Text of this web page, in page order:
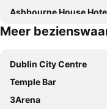
Ashbourne House
Glenroyal Hotel
Roganstown Hotel & Country
Knightsbrook Hotel & Golf
Kettles Country House
Meer
Dublin City Centre
Temple Bar
3Arena